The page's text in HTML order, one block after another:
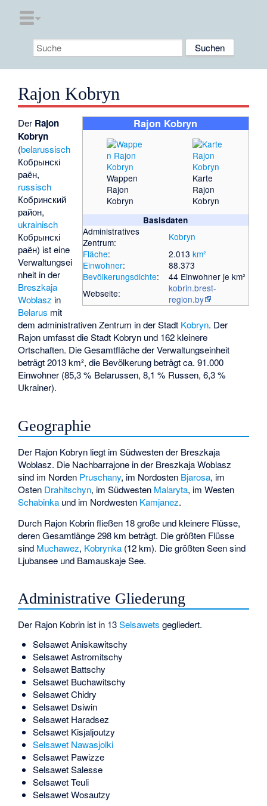
Rajon Kobryn
Rajon Kobryn
Wappen
Rajon
Kobryn
Karte
Rajon
Kobryn
Basisdaten
Administratives
Zentrum:
Kobryn
Fläche: 2.013 km²
Einwohner:
88.373
Bevölkerungsdichte:
44 Einwohner je km²
Webseite:
kobrin.brest-
region.by
Der Rajon
Kobryn
(belarussisch
Кобрынскі
раён,
russisch
Кобринский
район,
ukrainisch
Кобрынскі
раён) ist eine
Verwaltungsei
nheit in der
Breszkaja
Woblasz in
Belarus mit
dem administrativen Zentrum in der Stadt Kobryn. Der
Rajon umfasst die Stadt Kobryn und 162 kleinere
Ortschaften. Die Gesamtfläche der Verwaltungseinheit
beträgt 2013 km², die Bevölkerung beträgt ca. 91.000
Einwohner (85,3 % Belarussen, 8,1 % Russen, 6,3 %
Ukrainer).
Geographie
Der Rajon Kobryn liegt im Südwesten der Breszkaja
Woblasz. Die Nachbarrajone in der Breszkaja Woblasz
sind im Norden Pruschany, im Nordosten Bjarosa, im
Osten Drahitschyn, im Südwesten Malaryta, im Westen
Schabinka und im Nordwesten Kamjanez.
Durch Rajon Kobrin fließen 18 große und kleinere Flüsse,
deren Gesamtlänge 298 km beträgt. Die größten Flüsse
sind Muchawez, Kobrynka (12 km). Die größten Seen sind
Ljubansee und Bamauskaje See.
Administrative Gliederung
Der Rajon Kobrin ist in 13Selsawets gegliedert.
Selsawet Aniskawitschy
Selsawet Astromitschy
Selsawet Battschy
Selsawet Buchawitschy
Selsawet Chidry
Selsawet Dsiwin
Selsawet Haradsez
Selsawet Kisjaljoutzy
Selsawet Nawasjolki
Selsawet Pawizze
Selsawet Salesse
Selsawet Teuli
Selsawet Wosautzy